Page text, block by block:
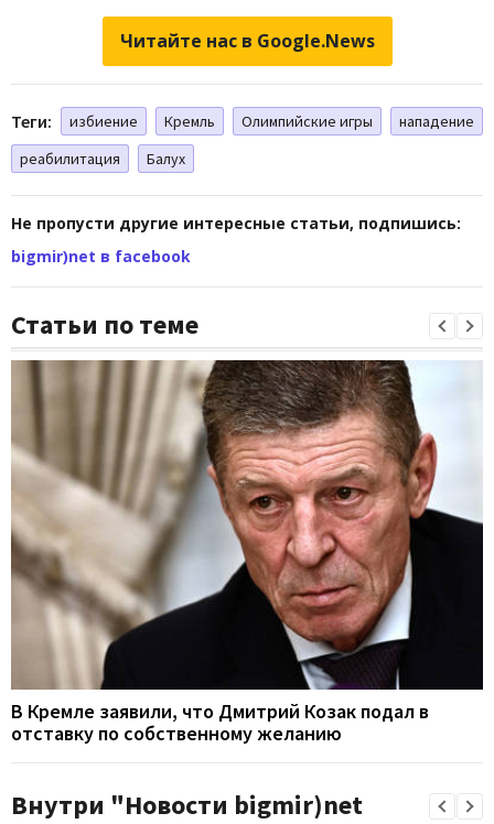
Читайте нас в Google.News
Теги: избиение Кремль Олимпийские игры
нападение
реабилитация
Балух
Не пропусти другие интересные статьи, подпишись:
bigmir)net в facebook
Статьи по теме
В Кремле заявили, что Дмитрий Козак подал в
отставку по собственному желанию
Внутри "Новости bigmir)net